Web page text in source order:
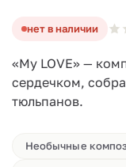
нет в наличии
«My LOVE» —
сердечком,
тюльпанов.
Необычные